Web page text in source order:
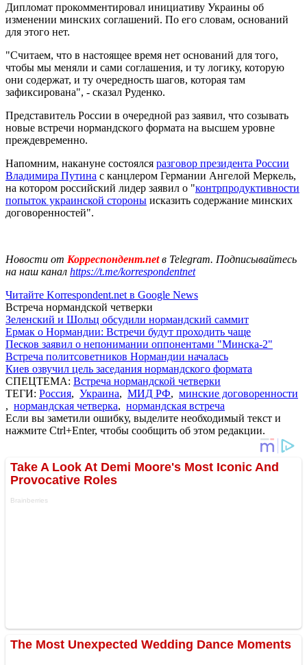
Дипломат прокомментировал инициативу Украины об
изменении минских соглашений. По его словам, оснований
для этого нет.
"Считаем, что в настоящее время нет оснований для того,
чтобы мы меняли и сами соглашения, и ту логику, которую
они содержат, и ту очередность шагов, которая там
зафиксирована", - сказал Руденко.
Представитель России в очередной раз заявил, что созывать
новые встречи нормандского формата на высшем уровне
преждевременно.
Напомним, накануне состоялся разговор президента России
Владимира Путина с канцлером Германии Ангелой Меркель,
на котором российский лидер заявил о "контрпродуктивности
попыток украинской стороны исказить содержание минских
договоренностей".
Новости от Корреспондент.netв Telegram. Подписывайтесь
на наш канал https://t.me/korrespondentnet
Читайте Korrespondent.net в Google News
Встреча нормандской четверки
Зеленский и Шольц обсудили нормандский саммит
Ермак о Нормандии: Встречи будут проходить чаще
Песков заявил о непонимании оппонентами "Минска-2"
Встреча политсоветников Нормандии началась
Киев озвучил цель заседания нормандского формата
СПЕЦТЕМА: Встреча нормандской четверки
ТЕГИ: Россия, Украина, МИД РФ, минские договоренности
, нормандская четверка, нормандская встреча
Если вы заметили ошибку, выделите необходимый текст и
нажмите Ctrl+Enter, чтобы сообщить об этом редакции.